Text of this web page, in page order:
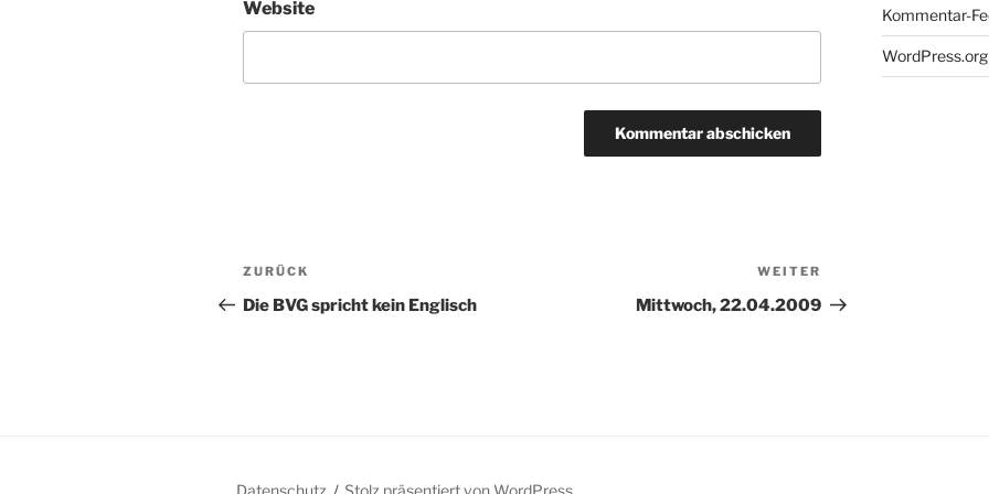
Website
Beitragsnavigation
Vorheriger
Beitrag
ZURÜCK
Die BVG spricht kein Englisch
Beitrag
WEITER
Mittwoch, 22.04.2009
Kommentar-
WordPress.org
Datenschutz Stolz präsentiert von WordPress